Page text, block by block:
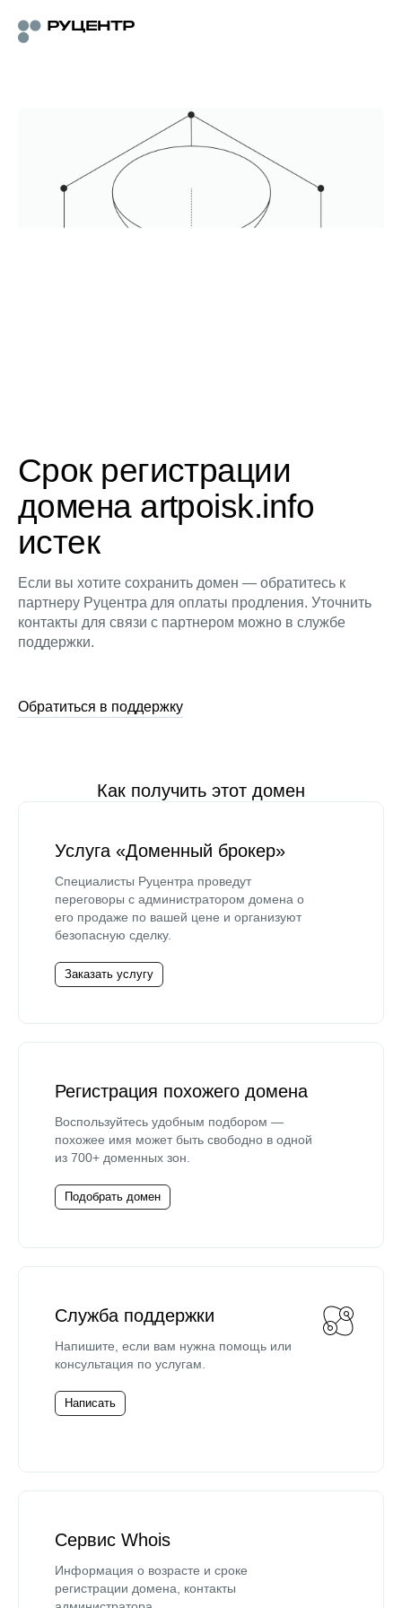
Срок регистрации
домена artpoisk.info
истек
Если вы хотите сохранить домен — обратитесь к
партнеру Руцентра для оплаты продления. Уточнить
контакты для связи с партнером можно в службе
поддержки.
Обратиться в поддержку
Как получить этот домен
Услуга «Доменный брокер»
Специалисты Руцентра проведут
переговоры с администратором домена о
его продаже по вашей цене и организуют
безопасную сделку.
Заказать услугу
Регистрация похожего домена
Воспользуйтесь удобным подбором —
похожее имя может быть свободно в одной
из 700+ доменных зон.
Подобрать домен
Служба поддержки
Напишите, если вам нужна помощь или
консультация по услугам.
Написать
Сервис Whois
Информация о возрасте и сроке
регистрации домена, контакты